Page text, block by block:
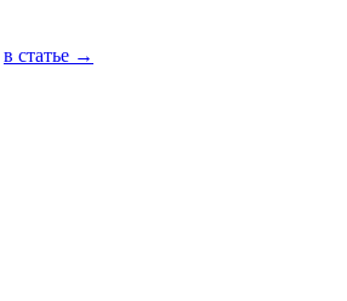
в статье →